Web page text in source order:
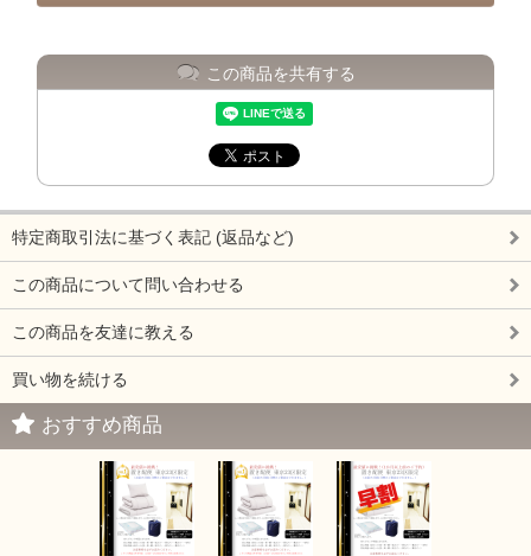
この商品を共有する
特定商取引法に基づく表記 (返品など)
この商品について問い合わせる
この商品を友達に教える
買い物を続ける
おすすめ商品